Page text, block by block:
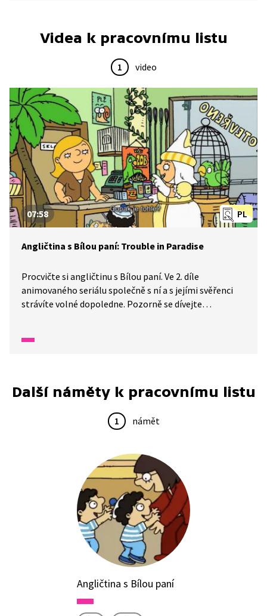
Videa k pracovnímu listu
1 video
PL
07:58
Angličtina s Bílou paní: Trouble in Paradise
Procvičte si angličtinu s Bílou paní. Ve 2. díle
animovaného seriálu společně s ní a s jejími svěřenci
strávíte volné dopoledne. Pozorně se dívejte
Další náměty k pracovnímu listu
1 námět
Angličtina s Bílou paní